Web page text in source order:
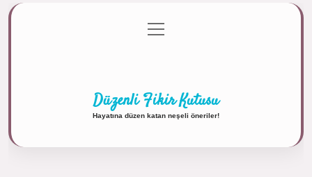
Gizlilik Politikası
menüyü
aç
Düzenli Fikir Kutusu
Hayatına düzen katan neşeli öneriler!